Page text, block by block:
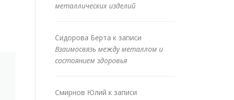
металлических изделий
Сидорова Берта к записи
Взаимосвязь между металлом и
состоянием здоровья
Смирнов Юлий к записи